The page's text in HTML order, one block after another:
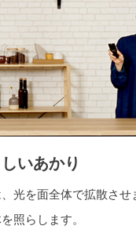
いあかり
光を面全体で拡散さ
照らします。